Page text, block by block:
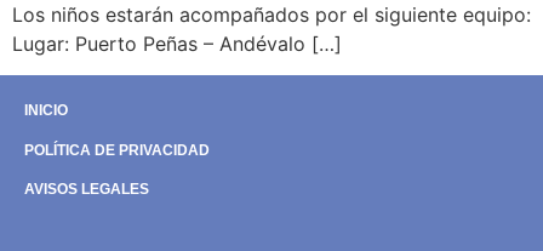
Los niños estarán acompañados por el siguiente equipo:
Lugar: Puerto Peñas – Andévalo […]
INICIO
POLÍTICA DE PRIVACIDAD
AVISOS LEGALES